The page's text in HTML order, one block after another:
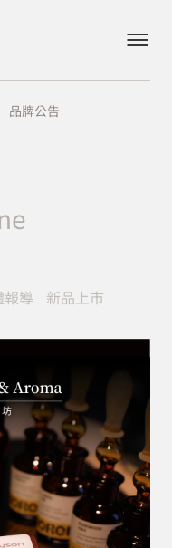
品牌公告
報導 新品上市